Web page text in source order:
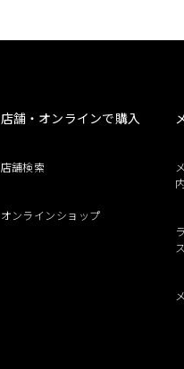
店舗・オンラインで購入
店舗検索
オンラインショップ
内